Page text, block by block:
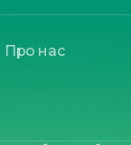
Про нас